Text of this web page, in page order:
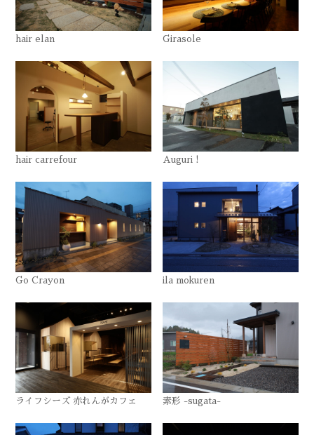
hair elan Girasole
hair carrefour Auguri !
Go Crayon ila mokuren
ライフシーズ 赤れんがカフェ 素形 -sugata-